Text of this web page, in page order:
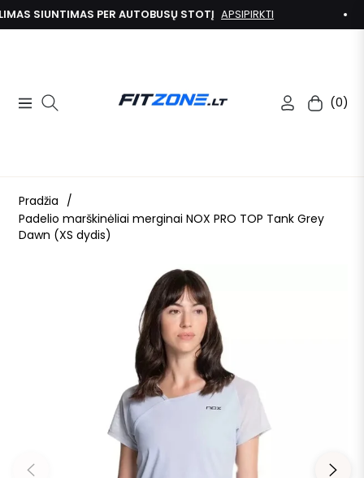
SIUNTIMAS PER AUTOBUSŲ STOTĮ APSIPIRKTI
Navigation Kolekcija
(0)
Pradžia /
Padelio marškinėliai merginai NOX PRO TOP Tank Grey
Dawn (XS dydis)